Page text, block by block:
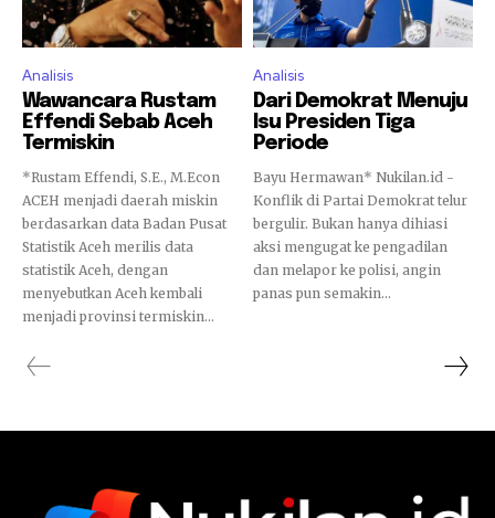
Analisis
Wawancara Rustam
Effendi Sebab Aceh
Termiskin
*Rustam Effendi, S.E., M.Econ
ACEH menjadi daerah miskin
berdasarkan data Badan Pusat
Statistik Aceh merilis data
statistik Aceh, dengan
menyebutkan Aceh kembali
menjadi provinsi termiskin...
Analisis
Dari Demokrat Menuju
Isu Presiden Tiga
Periode
Bayu Hermawan* Nukilan.id -
Konflik di Partai Demokrat telur
bergulir. Bukan hanya dihiasi
aksi mengugat ke pengadilan
dan melapor ke polisi, angin
panas pun semakin...